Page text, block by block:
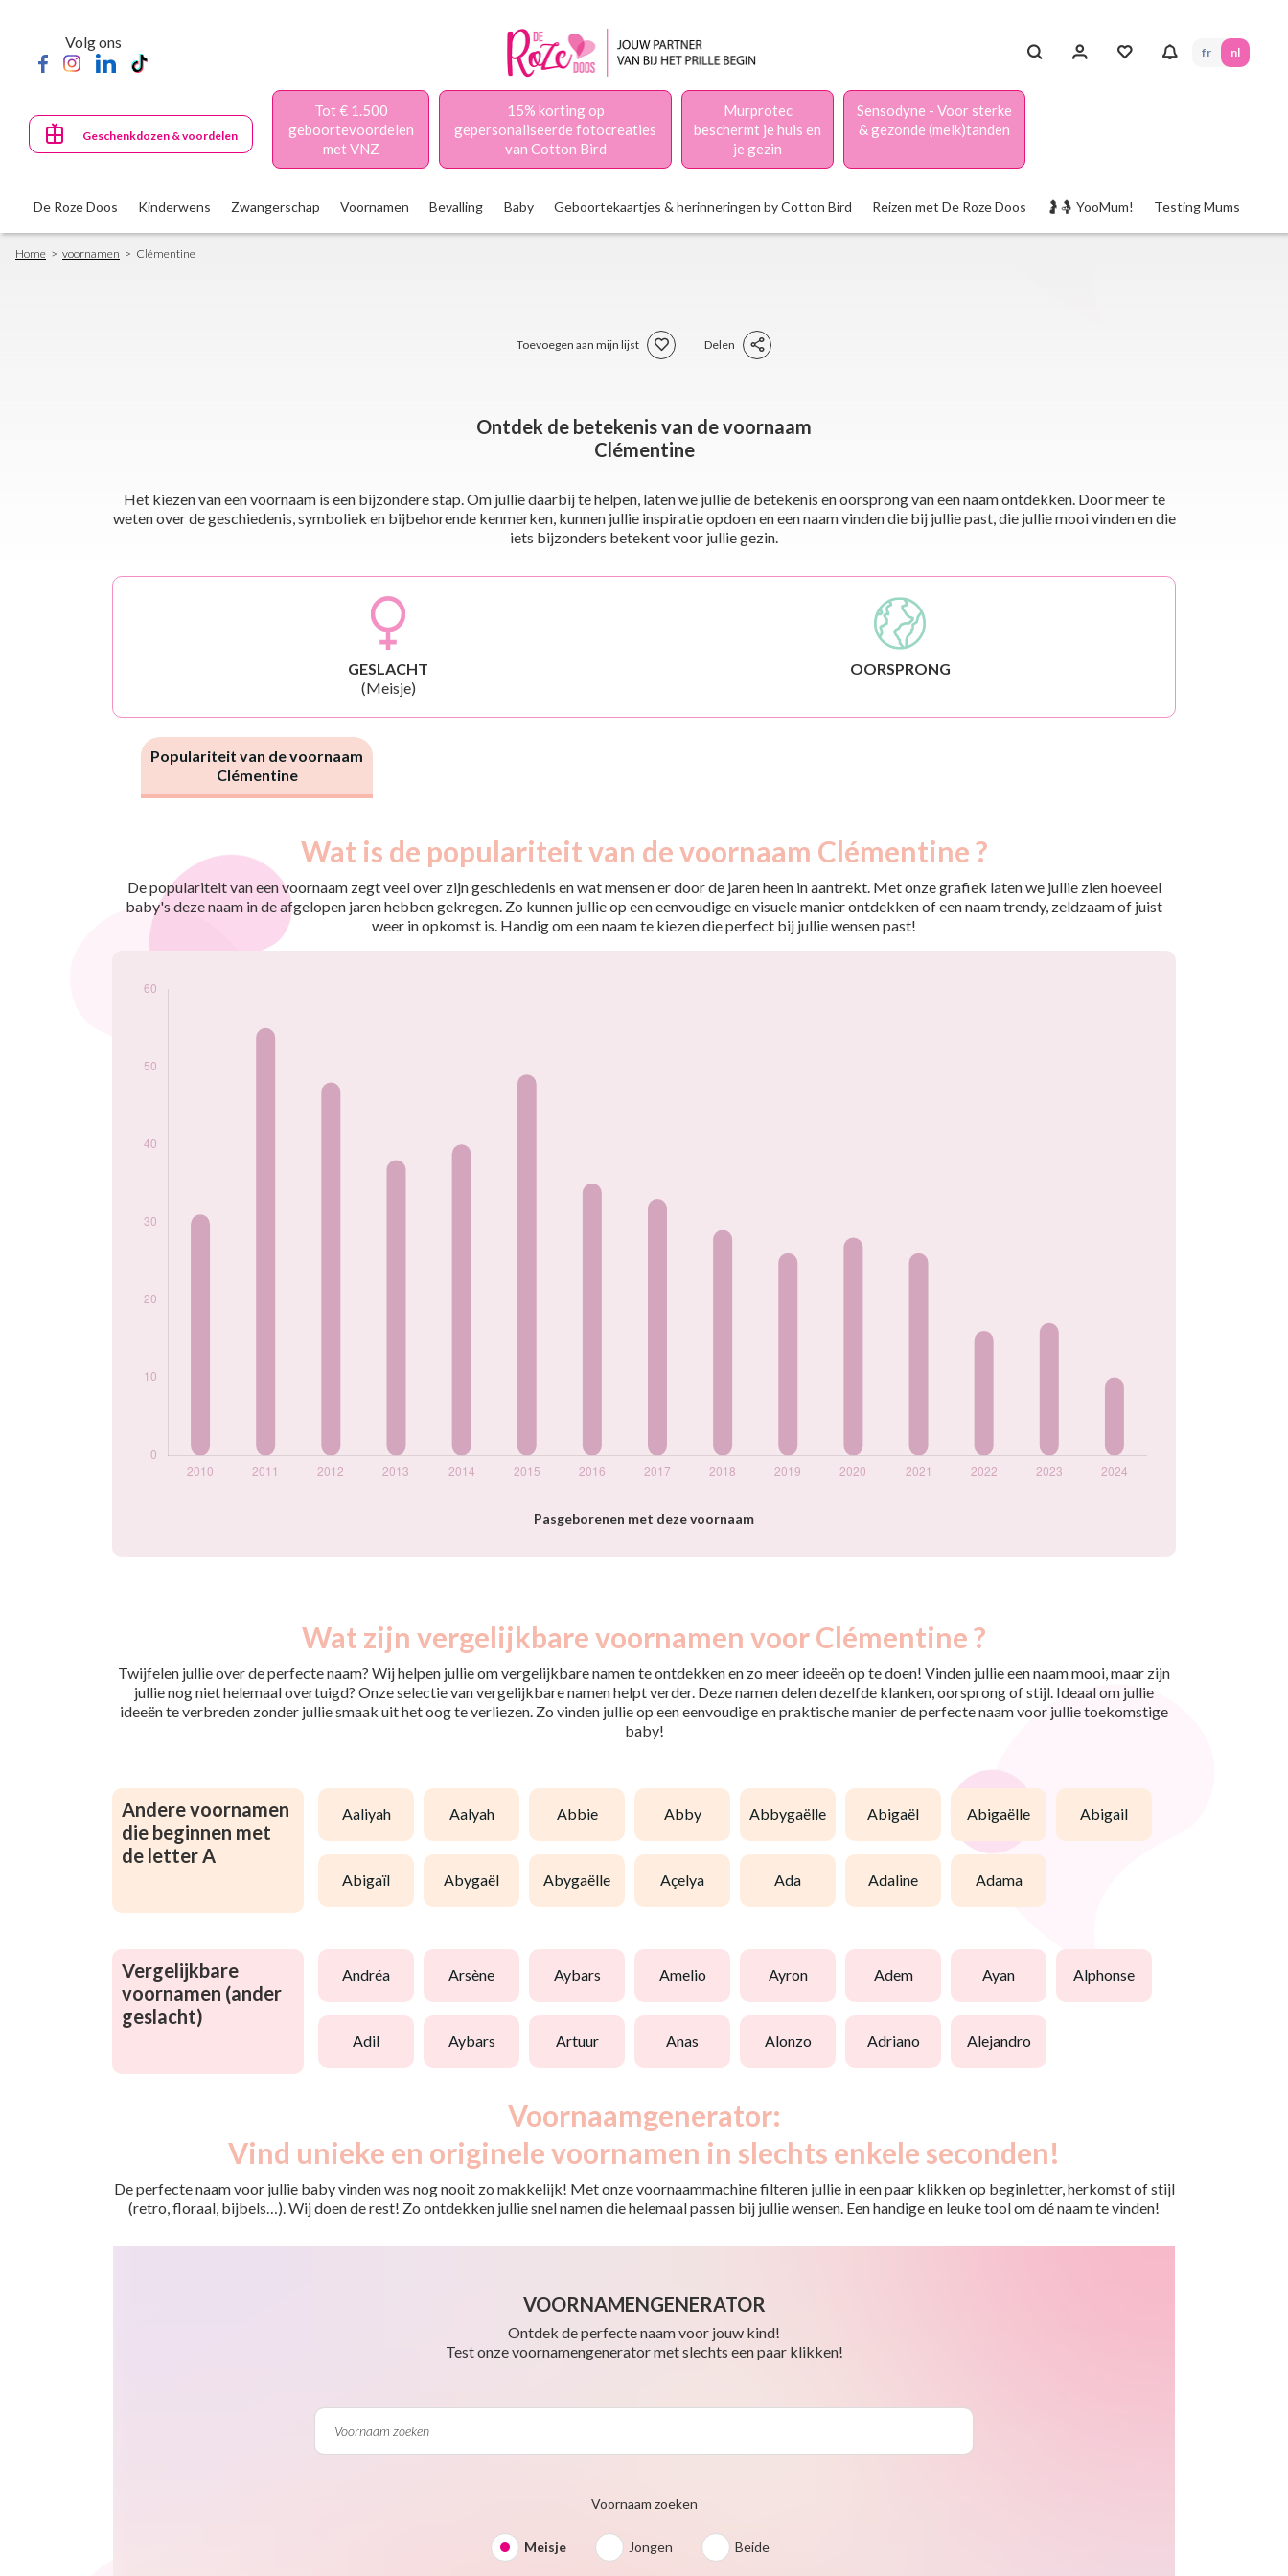
content
Volg ons
fr nl
Geschenkdozen & voordelen
Tot € 1.500
geboortevoordelen
met VNZ
15% korting op
gepersonaliseerde fotocreaties
van Cotton Bird
Murprotec
beschermt je huis en
je gezin
Sensodyne - Voor sterke
& gezonde (melk)tanden
De Roze Doos Kinderwens Zwangerschap Voornamen Bevalling Baby Geboortekaartjes & herinneringen by Cotton Bird Reizen met De Roze Doos 🤰🤱 YooMum! Testing Mums
Breadcrumb
Home voornamen Clémentine
Toevoegen aan mijn lijst Delen
Ontdek de betekenis van de voornaam
Clémentine
Het kiezen van een voornaam is een bijzondere stap. Om jullie daarbij te helpen, laten we jullie de betekenis en oorsprong van een naam ontdekken. Door meer te
weten over de geschiedenis, symboliek en bijbehorende kenmerken, kunnen jullie inspiratie opdoen en een naam vinden die bij jullie past, die jullie mooi vinden en die
iets bijzonders betekent voor jullie gezin.
GESLACHT
(Meisje)
OORSPRONG
Populariteit van de voornaam
Clémentine
Wat is de populariteit van de voornaam Clémentine ?
De populariteit van een voornaam zegt veel over zijn geschiedenis en wat mensen er door de jaren heen in aantrekt. Met onze grafiek laten we jullie zien hoeveel
baby's deze naam in de afgelopen jaren hebben gekregen. Zo kunnen jullie op een eenvoudige en visuele manier ontdekken of een naam trendy, zeldzaam of juist
weer in opkomst is. Handig om een naam te kiezen die perfect bij jullie wensen past!
Pasgeborenen met deze voornaam
Popularité du
2009
35
2010
31
2014
40
2018
Wat zijn vergelijkbare voornamen voor Clémentine ?
Twijfelen jullie over de perfecte naam? Wij helpen jullie om vergelijkbare namen te ontdekken en zo meer ideeën op te doen! Vinden jullie een naam mooi, maar zijn
jullie nog niet helemaal overtuigd? Onze selectie van vergelijkbare namen helpt verder. Deze namen delen dezelfde klanken, oorsprong of stijl. Ideaal om jullie
ideeën te verbreden zonder jullie smaak uit het oog te verliezen. Zo vinden jullie op een eenvoudige en praktische manier de perfecte naam voor jullie toekomstige
baby!
Andere voornamen
die beginnen met
de letter A
aaliyah aalyah abbie abby abbygaëlle abigaël abigaëlle abigail
abigaïl abygaël abygaëlle açelya ada adaline adama
Vergelijkbare
voornamen (ander
geslacht)
andréa arsène aybars amelio ayron adem ayan alphonse
adil aybars artuur anas alonzo adriano alejandro
Voornaamgenerator:
Vind unieke en originele voornamen in slechts enkele seconden!
De perfecte naam voor jullie baby vinden was nog nooit zo makkelijk! Met onze voornaammachine filteren jullie in een paar klikken op beginletter, herkomst of stijl
(retro, floraal, bijbels…). Wij doen de rest! Zo ontdekken jullie snel namen die helemaal passen bij jullie wensen. Een handige en leuke tool om dé naam te vinden!
VOORNAMENGENERATOR
Ontdek de perfecte naam voor jouw kind!
Test onze voornamengenerator met slechts een paar klikken!
Voornaam zoeken
Meisje Jongen Beide